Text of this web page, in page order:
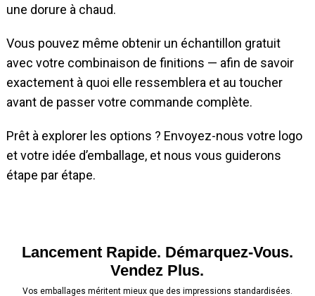
une dorure à chaud.
Vous pouvez même obtenir un échantillon gratuit
avec votre combinaison de finitions — afin de savoir
exactement à quoi elle ressemblera et au toucher
avant de passer votre commande complète.
Prêt à explorer les options ? Envoyez-nous votre logo
et votre idée d’emballage, et nous vous guiderons
étape par étape.
Lancement Rapide. Démarquez-Vous.
Vendez Plus.
Vos emballages méritent mieux que des impressions standardisées.